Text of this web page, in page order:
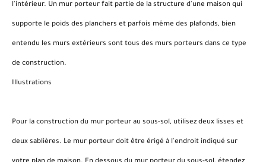
l'intérieur. Un mur porteur fait partie de la structure d'une maison qui
supporte le poids des planchers et parfois même des plafonds, bien
entendu les murs extérieurs sont tous des murs porteurs dans ce type
de construction.
Illustrations
Pour la construction du mur porteur au sous-sol, utilisez deux lisses et
deux sablières. Le mur porteur doit être érigé à l'endroit indiqué sur